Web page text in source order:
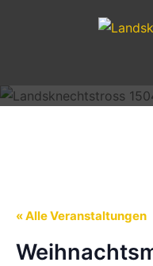
« Alle Veranstaltungen